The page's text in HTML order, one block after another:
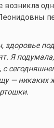
возникла
Я
с
— никаких